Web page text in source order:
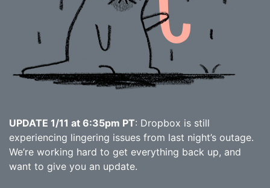
UPDATE 1/11 at 6:35pm PT: Dropbox is still
experiencing lingering issues from last night’s outage.
We’re working hard to get everything back up, and
want to give you an update.